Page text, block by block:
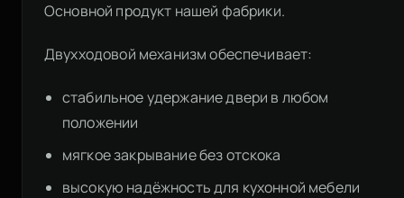
Основной продукт нашей фабрики.
Двухходовой механизм обеспечивает:
стабильное удержание двери в любом
положении
мягкое закрывание без отскока
высокую надёжность для кухонной мебели